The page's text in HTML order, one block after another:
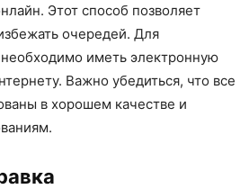
Этот способ позволяет
очередей. Для
иметь электронную
Важно убедиться, что все
в хорошем качестве и